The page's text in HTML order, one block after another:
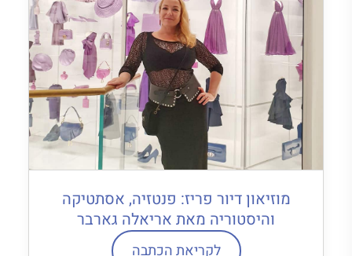
מוזיאון דיור פריז: פנטזיה, אסתטיקה
והיסטוריה מאת אריאלה גארבר
לקריאת הכתבה